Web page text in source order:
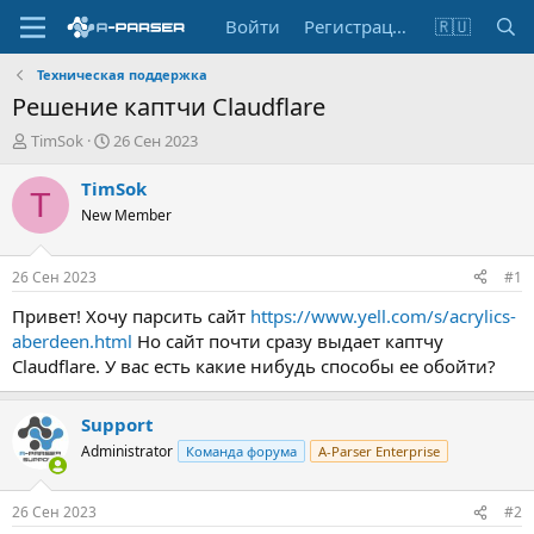
Войти Регистрация 🇷🇺
Техническая поддержка
Решение каптчи Claudflare
А
т
о
т
е
м
ы
TimSok
Д
т
н
а
л
а
26 Сен 2023
T TimSok
New Member
26 Сен 2023 #1
Привет! Хочу парсить сайт https://www.yell.com/s/acrylics-
aberdeen.html Но сайт почти сразу выдает каптчу
Claudflare. У вас есть какие нибудь способы ее обойти?
Support
Administrator Команда форума A-Parser Enterprise
26 Сен 2023 #2